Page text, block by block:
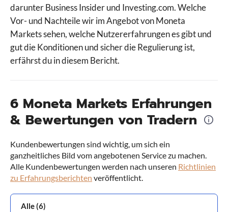
darunter Business Insider und Investing.com. Welche
Vor- und Nachteile wir im Angebot von Moneta
Markets sehen, welche Nutzererfahrungen es gibt und
gut die Konditionen und sicher die Regulierung ist,
erfährst du in diesem Bericht.
6 Moneta Markets Erfahrungen
& Bewertungen von Tradern
Kundenbewertungen sind wichtig, um sich ein
ganzheitliches Bild vom angebotenen Service zu machen.
Alle Kundenbewertungen werden nach unseren Richtlinien
zu Erfahrungsberichten veröffentlicht.
Alle (6)